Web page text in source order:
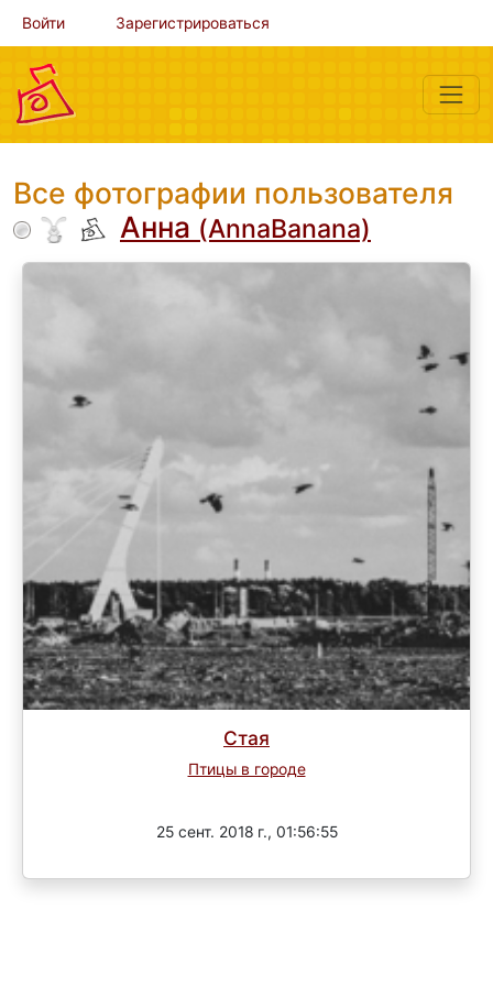
Войти Зарегистрироваться
Все фотографии пользователя
Анна (AnnaBanana)
Стая
Птицы в городе
25 сент. 2018 г., 01:56:55